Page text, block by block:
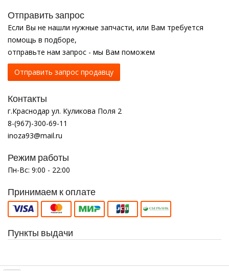
Отправить запрос
Если Вы не нашли нужные запчасти, или Вам требуется
помощь в подборе,
отправьте нам запрос - мы Вам поможем
Отправить запрос продавцу
Контакты
г.Краснодар ул. Куликова Поля 2
8-(967)-300-69-11
inoza93@mail.ru
Режим работы
Пн-Вс: 9:00 - 22:00
Принимаем к оплате
Пункты выдачи